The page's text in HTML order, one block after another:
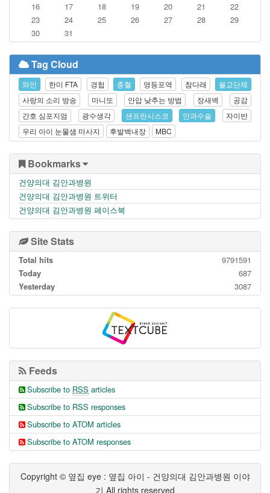
16
17 18 19 20 21
22
23
24 25 26 27 28
29
30
31
Tag Cloud
와인 한미 FTA 경헙 충혈 영등포역 참다래
불교단체
사랑의 소리 방송
마니또 안압 낮추는 방법 장새벽
공감
간호 심포지엄
광수생각 샌프란시스코 안과수술
자이반
우리 아이 눈물샘 마사지
후발백내장 MBC
Bookmarks
건양의대 김안과병원
건양의대 김안과병원 트위터
건양의대 김안과병원 페이스북
Site Stats
Total hits
9791591
Today
687
Yesterday
3087
Feeds
Subscribe to RSS articles
Subscribe to RSS responses
Subscribe to ATOM articles
Subscribe to ATOM responses
Copyright © 옆집 eye : 옆집 아이 - 건양의대 김안과병원 이야
기 All rights reserved